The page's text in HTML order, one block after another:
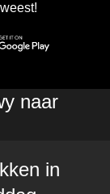
naar
in